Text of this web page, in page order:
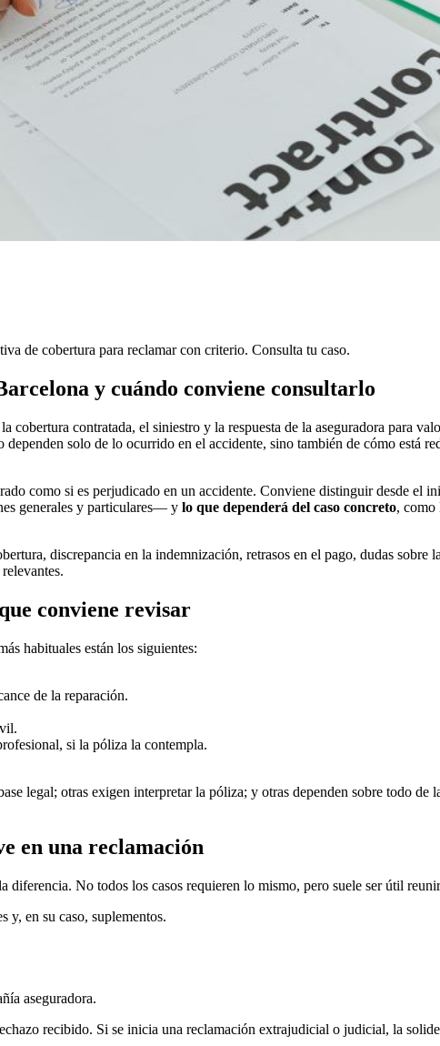
de cobertura para reclamar con criterio. Consulta tu caso.
y cuándo conviene consultarlo
cobertura contratada, el siniestro y la respuesta de la aseguradora para
solo de lo ocurrido en el accidente, sino también de cómo está
como si es perjudicado en un accidente. Conviene distinguir desde el
generales y particulares— y lo que dependerá del caso concreto, como
discrepancia en la indemnización, retrasos en el pago, dudas
conviene revisar
habituales están los siguientes:
de la reparación.
si la póliza la contempla.
legal; otras exigen interpretar la póliza; y otras dependen sobre todo de
en una reclamación
diferencia. No todos los casos requieren lo mismo, pero suele ser útil
y, en su caso, suplementos.
aseguradora.
recibido. Si se inicia una reclamación extrajudicial o judicial, la